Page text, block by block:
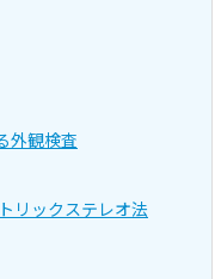
外観検査
リックステレオ法